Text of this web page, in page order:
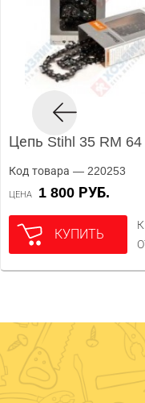
Цепь Stihl 35 RM
Код товара — 220253
ЦЕНА 1 800 РУБ.
КУПИТЬ